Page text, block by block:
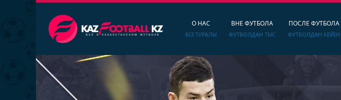
О НАС
БІЗ ТУРАЛЫ
ВНЕ ФУТБОЛА
ФУТБОЛДАН ТЫС
ПОСЛЕ ФУТБОЛА
ФУТБОЛДАН КЕЙІН